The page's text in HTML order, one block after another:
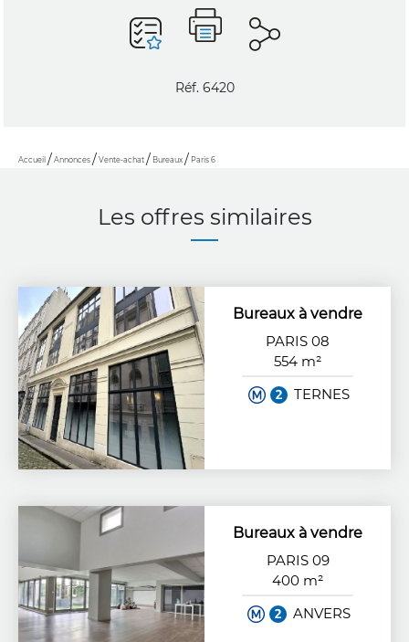
Accueil Annonces Vente-achat Bureaux Paris 6
Réf. 6420
Les offres similaires
Bureaux à vendre
PARIS 08
554 m²
TERNES
Bureaux à vendre
PARIS 09
400 m²
ANVERS